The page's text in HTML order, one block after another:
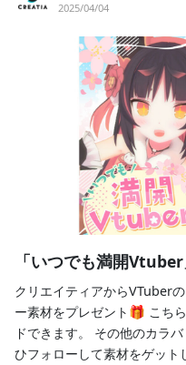
2025/04/04
「いつでも満開
クリエイティアからVTuber
ー素材をプレゼント🎁 こち
ドできます。 その他のカラ
ひフォローして素材をゲッ